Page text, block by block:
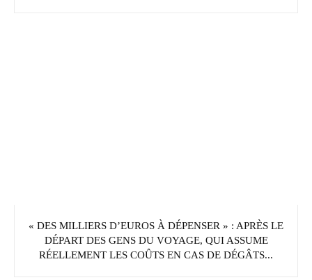
« DES MILLIERS D’EUROS À DÉPENSER » : APRÈS LE
DÉPART DES GENS DU VOYAGE, QUI ASSUME
RÉELLEMENT LES COÛTS EN CAS DE DÉGÂTS...